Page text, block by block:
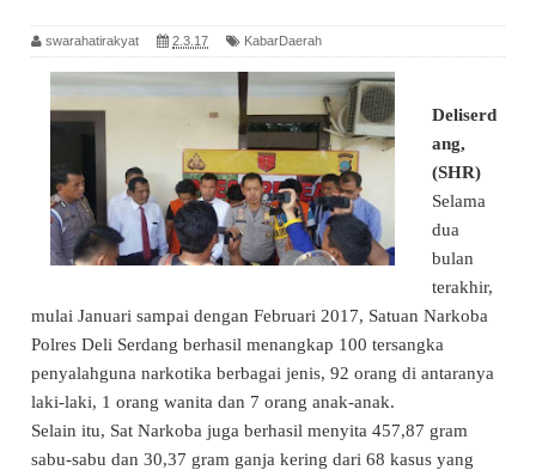
swarahatirakyat 2.3.17 KabarDaerah
Deliserd
ang,
(SHR)
Selama
dua
bulan
terakhir,
mulai Januari sampai dengan Februari 2017, Satuan Narkoba
Polres Deli Serdang berhasil menangkap 100 tersangka
penyalahguna narkotika berbagai jenis, 92 orang di antaranya
laki-laki, 1 orang wanita dan 7 orang anak-anak.
Selain itu, Sat Narkoba juga berhasil menyita 457,87 gram
sabu-sabu dan 30,37 gram ganja kering dari 68 kasus yang